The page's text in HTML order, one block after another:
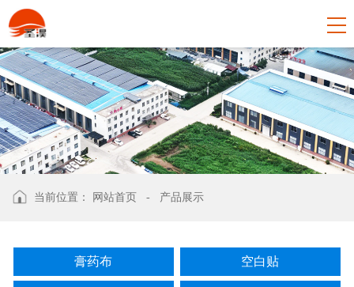
当前位置： 网站首页 - 产品展示
膏药布 空白贴